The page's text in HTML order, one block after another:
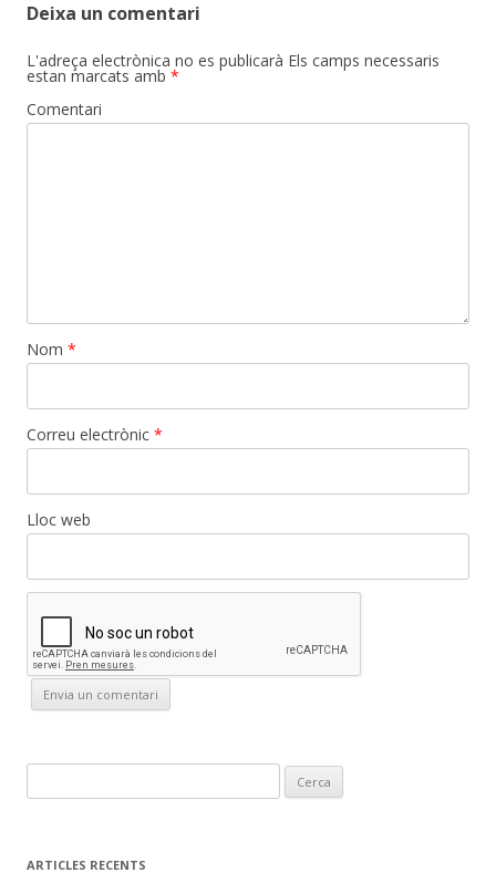
Deixa un comentari
L'adreça electrònica no es publicarà Els camps necessaris
estan marcats amb *
Comentari
Nom *
Correu electrònic *
Lloc web
e
c
ARTICLES RECENTS